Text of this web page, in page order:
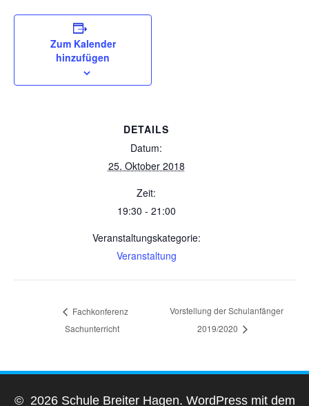
Zum Kalender
hinzufügen
DETAILS
Datum:
25. Oktober 2018
Zeit:
19:30 - 21:00
Veranstaltungskategorie:
Veranstaltung
Fachkonferenz
Sachunterricht
Vorstellung der Schulanfänger
2019/2020
© 2026 Schule Breiter Hagen. WordPress mit dem